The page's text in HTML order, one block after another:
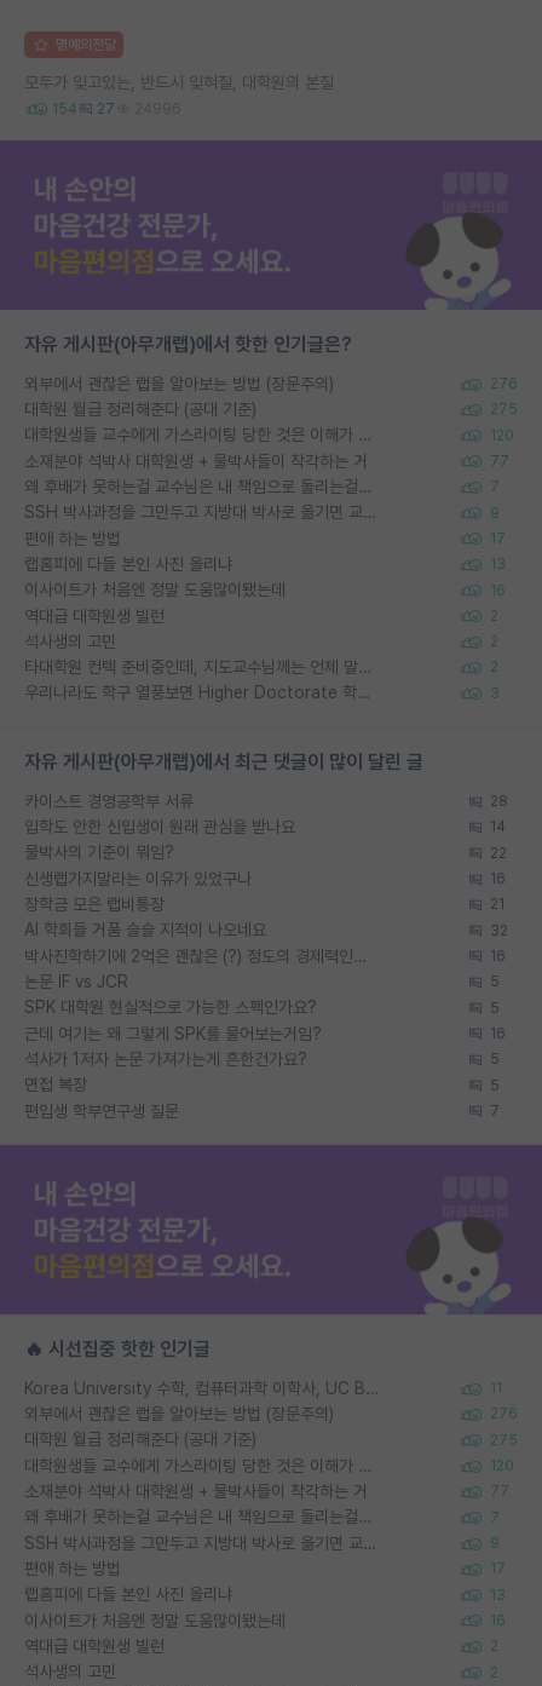
명예의전당
모두가 잊고있는, 반드시 잊혀질, 대학원의 본질
154 27 24996
자유 게시판(아무개랩)에서 핫한 인기글은?
외부에서 괜찮은 랩을 알아보는 방법 (장문주의) 276
대학원 월급 정리해준다 (공대 기준) 275
대학원생들 교수에게 가스라이팅 당한 것은 이해가 갑니다. 안타깝네요. 120
소재분야 석박사 대학원생 + 물박사들이 착각하는 거 77
왜 후배가 못하는걸 교수님은 내 책임으로 돌리는걸까요? 7
SSH 박사과정을 그만두고 지방대 박사로 옮기면 교수의 꿈은 끝일까요? 9
편애 하는 방법 17
랩홈피에 다들 본인 사진 올리냐 13
이사이트가 처음엔 정말 도움많이됐는데 16
역대급 대학원생 빌런 2
석사생의 고민 2
타대학원 컨텍 준비중인데, 지도교수님께는 언제 말씀드려야 할까요? 2
우리나라도 학구 열풍보면 Higher Doctorate 학위가 필요하다고 봅니다. 3
자유 게시판(아무개랩)에서 최근 댓글이 많이 달린 글
카이스트 경영공학부 서류 28
입학도 안한 신입생이 원래 관심을 받나요 14
물박사의 기준이 뭐임? 22
신생랩가지말라는 이유가 있었구나 16
장학금 모은 랩비통장 21
AI 학회들 거품 슬슬 지적이 나오네요 32
박사진학하기에 2억은 괜찮은 (?) 정도의 경제력인가요 16
논문 IF vs JCR 5
SPK 대학원 현실적으로 가능한 스펙인가요? 5
근데 여기는 왜 그렇게 SPK를 물어보는거임? 16
석사가 1저자 논문 가져가는게 흔한건가요? 5
면접 복장 5
편입생 학부연구생 질문 7
🔥 시선집중 핫한 인기글
Korea University 수학, 컴퓨터과학 이학사, UC Berkeley 산업공학 대학원 공학박사가 되는 것은 쉽지 않겠죠? 11
외부에서 괜찮은 랩을 알아보는 방법 (장문주의) 276
대학원 월급 정리해준다 (공대 기준) 275
대학원생들 교수에게 가스라이팅 당한 것은 이해가 갑니다. 안타깝네요. 120
소재분야 석박사 대학원생 + 물박사들이 착각하는 거 77
왜 후배가 못하는걸 교수님은 내 책임으로 돌리는걸까요? 7
SSH 박사과정을 그만두고 지방대 박사로 옮기면 교수의 꿈은 끝일까요? 9
편애 하는 방법 17
랩홈피에 다들 본인 사진 올리냐 13
이사이트가 처음엔 정말 도움많이됐는데 16
역대급 대학원생 빌런 2
석사생의 고민 2